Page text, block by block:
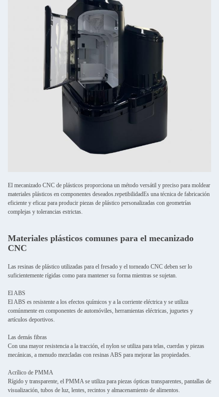
El mecanizado CNC de plásticos proporciona un método versátil y preciso para moldear
materiales plásticos en componentes deseados.repetibilidadEs una técnica de fabricación
eficiente y eficaz para producir piezas de plástico personalizadas con geometrías
complejas y tolerancias estrictas.
Materiales plásticos comunes para el mecanizado
CNC
Las resinas de plástico utilizadas para el fresado y el torneado CNC deben ser lo
suficientemente rígidas como para mantener su forma mientras se sujetan.
El ABS
El ABS es resistente a los efectos químicos y a la corriente eléctrica y se utiliza
comúnmente en componentes de automóviles, herramientas eléctricas, juguetes y
artículos deportivos.
Las demás fibras
Con una mayor resistencia a la tracción, el nylon se utiliza para telas, cuerdas y piezas
mecánicas, a menudo mezcladas con resinas ABS para mejorar las propiedades.
Acrílico de PMMA
Rígido y transparente, el PMMA se utiliza para piezas ópticas transparentes, pantallas de
visualización, tubos de luz, lentes, recintos y almacenamiento de alimentos.